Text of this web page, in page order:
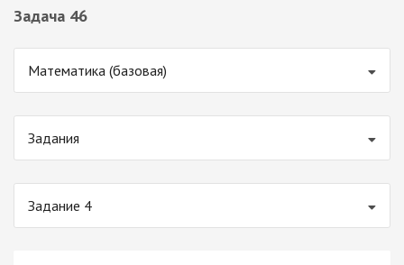
Задача 46
Математика (базовая)
Задания
Задание 4